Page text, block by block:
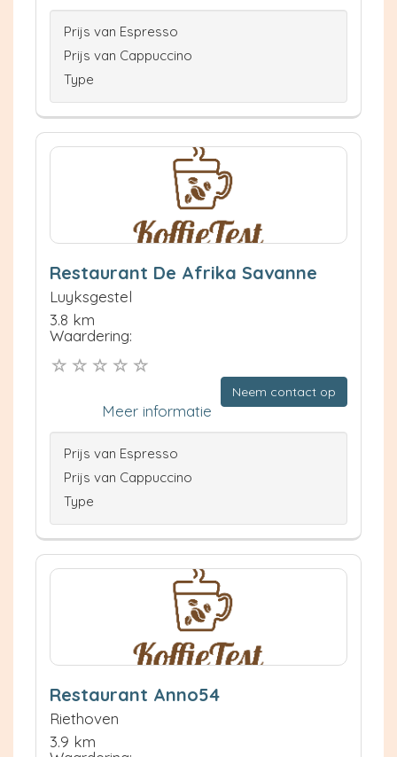
Prijs van Espresso
Prijs van Cappuccino
Type
Restaurant De Afrika Savanne
Luyksgestel
3.8 km
Waardering:
Neem contact op
Meer informatie
Prijs van Espresso
Prijs van Cappuccino
Type
Restaurant Anno54
Riethoven
3.9 km